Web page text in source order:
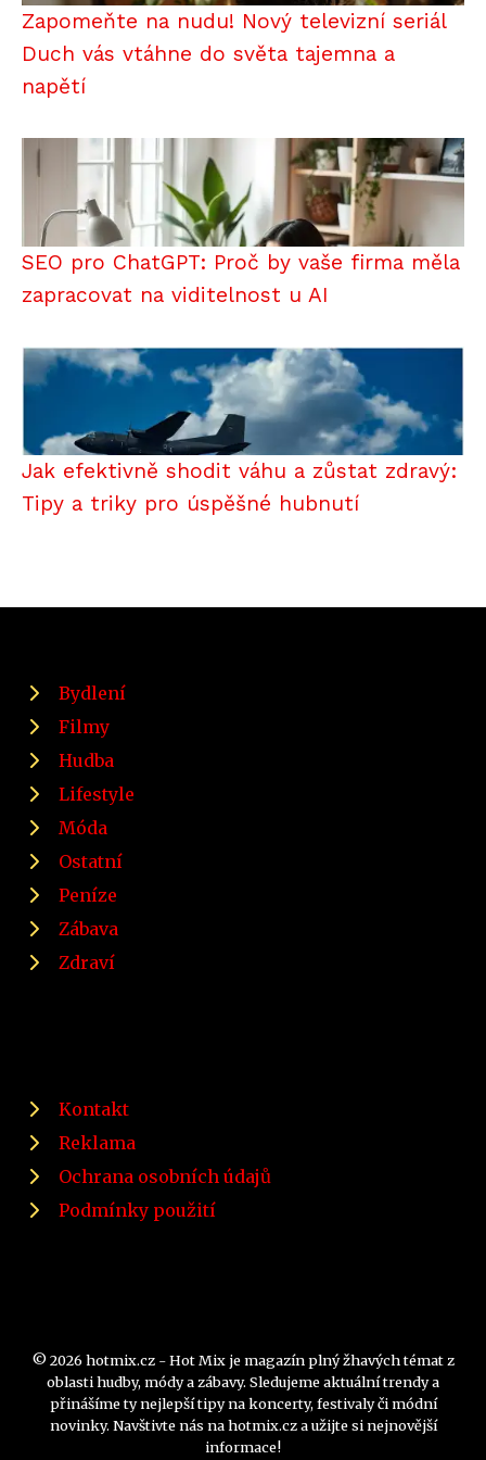
Zapomeňte na nudu! Nový televizní seriál
Duch vás vtáhne do světa tajemna a
napětí
SEO pro ChatGPT: Proč by vaše firma měla
zapracovat na viditelnost u AI
Jak efektivně shodit váhu a zůstat zdravý:
Tipy a triky pro úspěšné hubnutí
Bydlení
Filmy
Hudba
Lifestyle
Móda
Ostatní
Peníze
Zábava
Zdraví
Kontakt
Reklama
Ochrana osobních údajů
Podmínky použití
© 2026 hotmix.cz - Hot Mix je magazín plný žhavých témat z
oblasti hudby, módy a zábavy. Sledujeme aktuální trendy a
přinášíme ty nejlepší tipy na koncerty, festivaly či módní
novinky. Navštivte nás na hotmix.cz a užijte si nejnovější
informace!